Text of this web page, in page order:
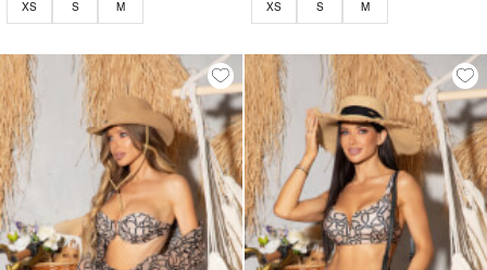
XS S M XS S M